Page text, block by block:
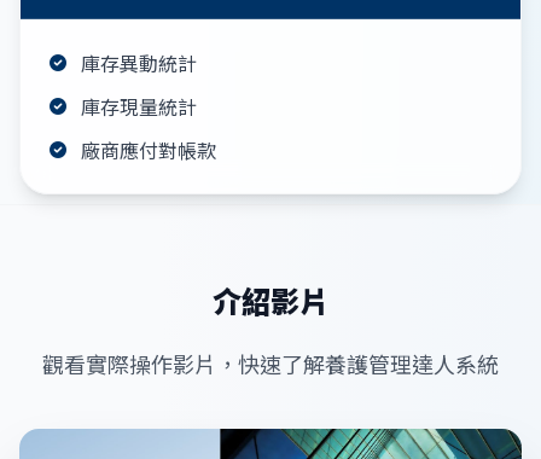
庫存異動統計
庫存現量統計
廠商應付對帳款
介紹影片
觀看實際操作影片，快速了解養護管理達人系統